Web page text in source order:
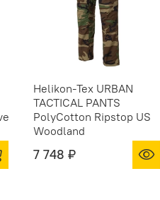
Helikon-Tex URBAN
TACTICAL PANTS
PolyCotton Ripstop US
Woodland
7 748 ₽